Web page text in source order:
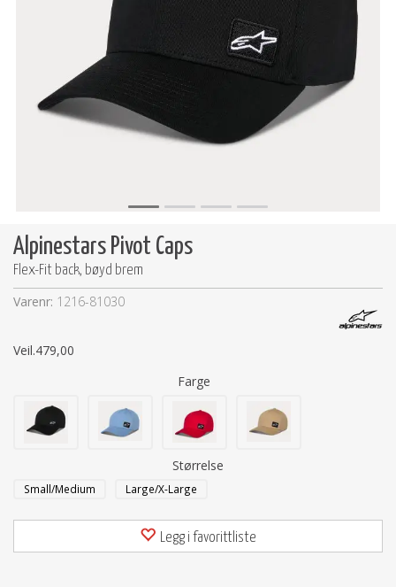
Alpinestars Pivot Caps
Flex-Fit back, bøyd brem
Varenr: 1216-81030
Veil.479,00
Farge
Størrelse
Small/Medium Large/X-Large
Legg i favorittliste